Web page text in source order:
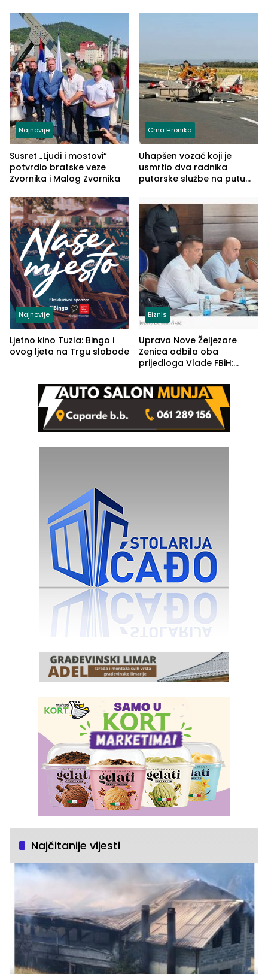
Najnovije
Susret „Ljudi i mostovi“
potvrdio bratske veze
Zvornika i Malog Zvornika
Crna Hronika
Uhapšen vozač koji je
usmrtio dva radnika
putarske službe na putu
(FOTO)
Najnovije
Ljetno kino Tuzla: Bingo i
ovog ljeta na Trgu slobode
Biznis
Uprava Nove Željezare
Zenica odbila oba
prijedloga Vlade FBiH:
rješenje
Najčitanije vijesti